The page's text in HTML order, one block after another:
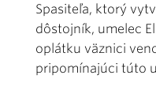
Spasiteľa, ktorý
dôstojník, umelec
oplátku väznici
pripomínajúci túto